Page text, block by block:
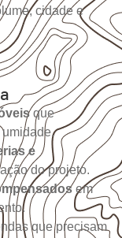
cidade e
que
e
do projeto.
em
que precisam